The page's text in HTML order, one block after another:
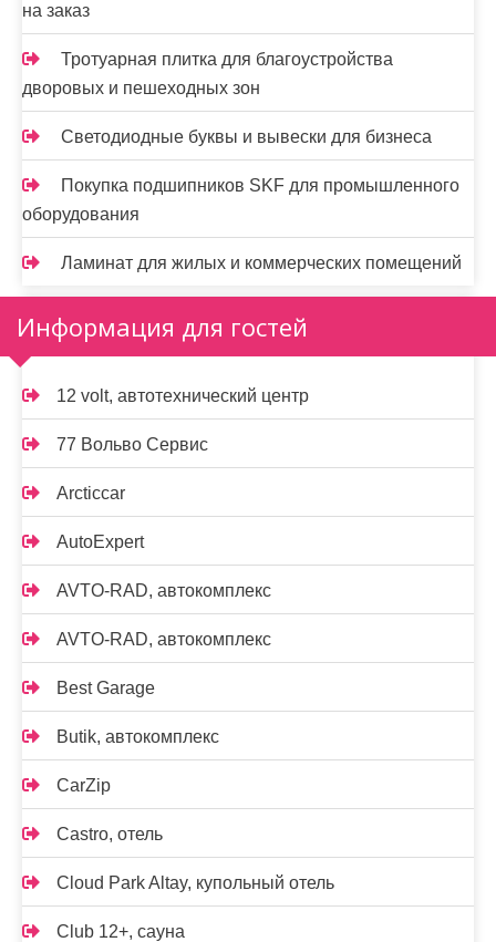
на заказ
Тротуарная плитка для благоустройства
дворовых и пешеходных зон
Светодиодные буквы и вывески для бизнеса
Покупка подшипников SKF для промышленного
оборудования
Ламинат для жилых и коммерческих помещений
Информация для гостей
12 volt, автотехнический центр
77 Вольво Сервис
Arcticcar
AutoExpert
AVTO-RAD, автокомплекс
AVTO-RAD, автокомплекс
Best Garage
Butik, автокомплекс
CarZip
Castro, отель
Cloud Park Altay, купольный отель
Club 12+, сауна